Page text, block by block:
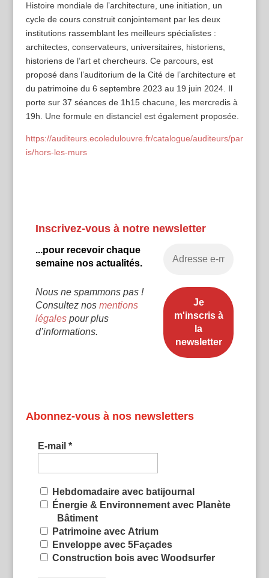
Histoire mondiale de l’architecture, une initiation, un
cycle de cours construit conjointement par les deux
institutions rassemblant les meilleurs spécialistes :
architectes, conservateurs, universitaires, historiens,
historiens de l’art et chercheurs. Ce parcours, est
proposé dans l’auditorium de la Cité de l’architecture et
du patrimoine du 6 septembre 2023 au 19 juin 2024. Il
porte sur 37 séances de 1h15 chacune, les mercredis à
19h. Une formule en distanciel est également proposée.
https://auditeurs.ecoledulouvre.fr/catalogue/auditeurs/par
is/hors-les-murs
Inscrivez-vous à notre newsletter
...pour recevoir chaque
semaine nos actualités.
Nous ne spammons pas !
Consultez nos mentions
légalespour plus
d’informations.
Abonnez-vous à nos newsletters
E-mail *
Hebdomadaire avec batijournal
Énergie & Environnement avec Planète
Bâtiment
Patrimoine avec Atrium
Enveloppe avec 5Façades
Construction bois avec Woodsurfer